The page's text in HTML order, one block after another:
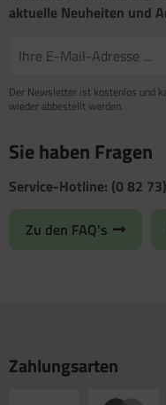
aktuelle Neuheiten und
Der Newsletter ist kostenlos und
wieder abbestellt werden.
Sie haben Fragen
Service-Hotline: (0 82
Zu den FAQ's
Zahlungsarten